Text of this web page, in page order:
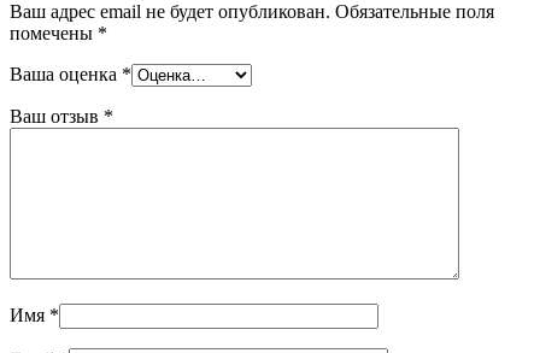
Ваш адрес email не будет опубликован. Обязательные поля
помечены *
Ваша оценка *
Ваш отзыв *
Имя *